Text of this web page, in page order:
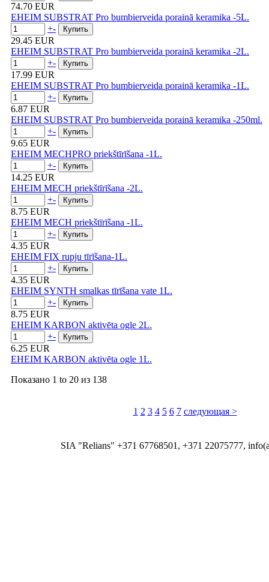
74.70 EUR
EHEIM SUBSTRAT Pro bumbierveida porainā keramika -5L.
+-
29.45 EUR
EHEIM SUBSTRAT Pro bumbierveida porainā keramika -2L.
+-
17.99 EUR
EHEIM SUBSTRAT Pro bumbierveida porainā keramika -1L.
+-
6.87 EUR
EHEIM SUBSTRAT Pro bumbierveida porainā keramika -250ml.
+-
9.65 EUR
EHEIM MECHPRO priekštīrīšana -1L.
+-
14.25 EUR
EHEIM MECH priekštīrīšana -2L.
+-
8.75 EUR
EHEIM MECH priekštīrīšana -1L.
+-
4.35 EUR
EHEIM FIX rupju tīrīšana-1L.
+-
4.35 EUR
EHEIM SYNTH smalkas tīrīšana vate 1L.
+-
8.75 EUR
EHEIM KARBON aktivēta ogle 2L.
+-
6.25 EUR
EHEIM KARBON aktivēta ogle 1L.
Показано 1 to 20 из 138
1 2 3 4 5 6 7 следующая >
SIA "Relians" +371 67768501, +371 22075777,